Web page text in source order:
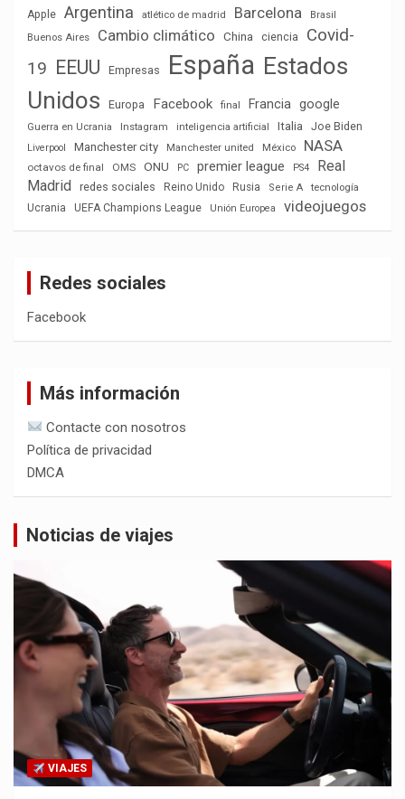
Apple Argentina atlético de madrid Barcelona
Brasil
Buenos Aires
Cambio climático China ciencia
Covid-
19 EEUU Empresas España Estados
Unidos
Europa Facebook final Francia google
Guerra en Ucrania Instagram inteligencia artificial Italia Joe Biden
Liverpool Manchester city Manchester united México NASA
octavos de final OMS ONU PC premier league PS4
Real
Madrid
redes sociales Reino Unido Rusia Serie A
tecnología
Ucrania
UEFA Champions League Unión Europea videojuegos
Redes sociales
Facebook
Más información
Contacte con nosotros
Política de privacidad
DMCA
Noticias de viajes
VIAJES